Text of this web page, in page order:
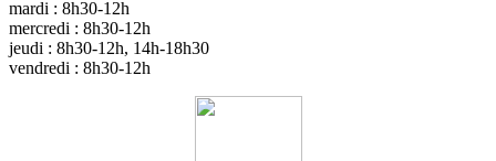
mardi : 8h30-12h
mercredi : 8h30-12h
jeudi : 8h30-12h, 14h-18h30
vendredi : 8h30-12h